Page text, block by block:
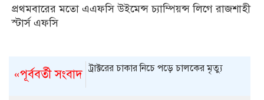
প্রথমবারের মতো এএফসি উইমেন্স চ্যাম্পিয়ন্স লিগে রাজশাহী
স্টার্স এফসি
«পূর্ববর্তী সংবাদ ট্রাক্টরের চাকার নিচে পড়ে চালকের মৃত্যু